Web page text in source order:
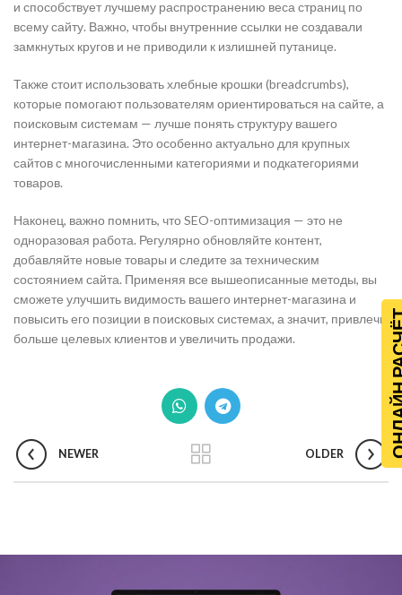
и способствует лучшему распространению веса страниц по
всему сайту. Важно, чтобы внутренние ссылки не создавали
замкнутых кругов и не приводили к излишней путанице.
Также стоит использовать хлебные крошки (breadcrumbs),
которые помогают пользователям ориентироваться на сайте, а
поисковым системам — лучше понять структуру вашего
интернет-магазина. Это особенно актуально для крупных
сайтов с многочисленными категориями и подкатегориями
товаров.
Наконец, важно помнить, что SEO-оптимизация — это не
одноразовая работа. Регулярно обновляйте контент,
добавляйте новые товары и следите за техническим
состоянием сайта. Применяя все вышеописанные методы, вы
сможете улучшить видимость вашего интернет-магазина и
повысить его позиции в поисковых системах, а значит, привлечь
больше целевых клиентов и увеличить продажи.
NEWER OLDER